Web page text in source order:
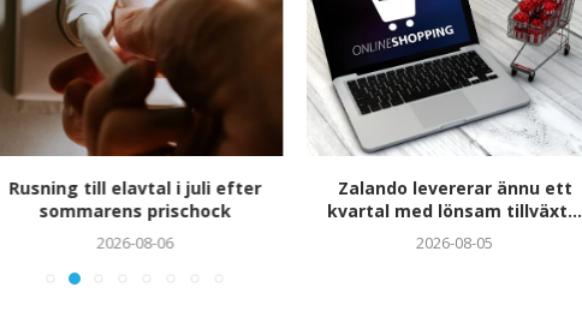
Rusning till elavtal i juli efter
sommarens prischock
2026-08-06
Zalando levererar ännu ett
kvartal med lönsam tillväxt...
2026-08-05